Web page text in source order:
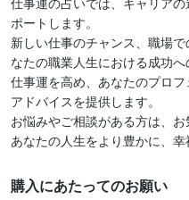
ポートします。
新しい仕事のチャンス、職場
なたの職業人生における成功へ
仕事運を高め、あなたのプロ
アドバイスを提供します。
お悩みやご相談がある方は、お
あなたの人生をより豊かに、幸
購入にあたってのお願い